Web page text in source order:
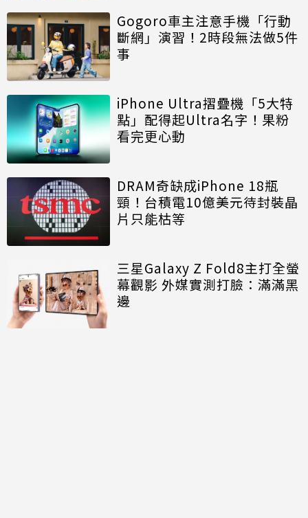
Gogoro車主注意手機「行動
斷網」演習！2時段無法做5件
事
iPhone Ultra摺疊機「5大特
點」配得起Ultra名字！果粉
看完更心動
DRAM奇缺成iPhone 18瓶
頸！台積電10億美元待封裝晶
片只能枯等
三星Galaxy Z Fold8主打全螢
幕觀影 外媒實測打臉：滿滿黑
邊